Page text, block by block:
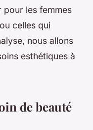
les femmes
celles qui
nous allons
esthétiques à
de beauté